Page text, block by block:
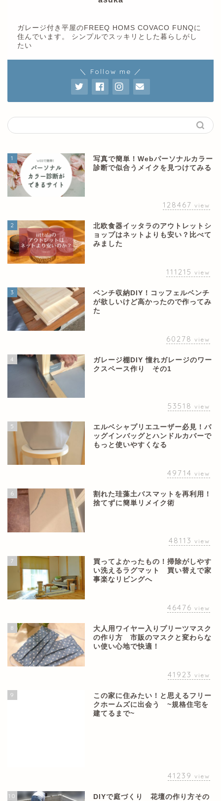
ガレージ付き平屋のFREEQ HOMS COVACO FUNQに
住んでいます。 シンプルでスッキリとした暮らしがし
たい
＼ Follow me ／
1
写真で簡単！Webパーソナルカラー
診断で似合うメイクを見つけてみる
128467 view
2
北欧食器イッタラのアウトレットシ
ョップはネットよりも安い？比べて
みました
111215 view
3
ベンチ収納DIY！コッフェルベンチ
が欲しいけど高かったので作ってみ
た
60278 view
4
ガレージ棚DIY 憧れガレージのワー
クスペース作り その1
53518 view
5
エルベシャプリエユーザー必見！バ
ッグインバッグとハンドルカバーで
もっと使いやすくなる
49714 view
6
割れた珪藻土バスマットを再利用！
捨てずに簡単リメイク術
48113 view
7
買ってよかったもの！掃除がしやす
い洗えるラグマット 買い替えで家
事楽なリビングへ
46476 view
8
大人用ワイヤー入りプリーツマスク
の作り方 市販のマスクと変わらな
い使い心地で快適！
41923 view
9
この家に住みたい！と思えるフリー
クホームズに出会う ~規格住宅を
建てるまで~
41239 view
10
DIYで庭づくり 花壇の作り方その